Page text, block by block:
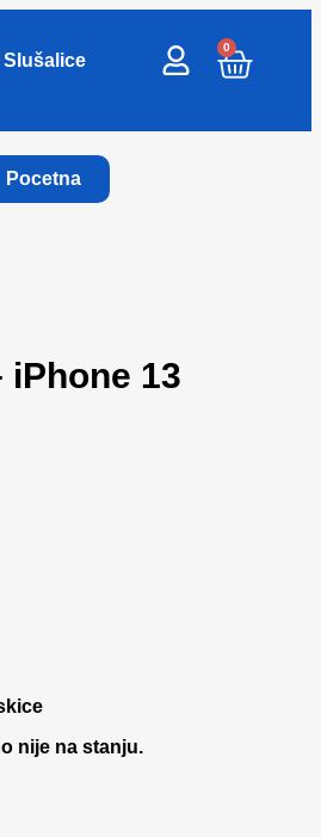
Slušalice
Pocetna
0
iPhone 13
nije na stanju.